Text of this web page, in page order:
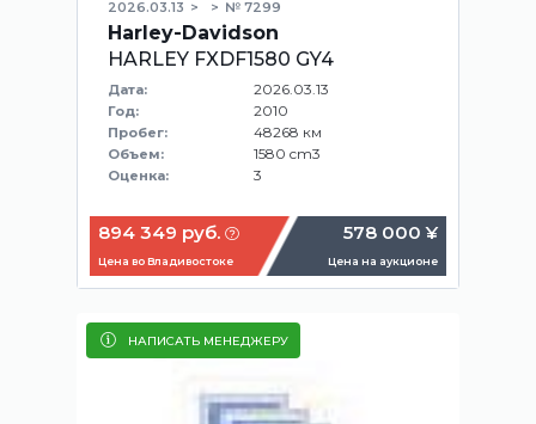
2026.03.13 № 7299
Harley-Davidson
HARLEY FXDF1580 GY4
Дата: 2026.03.13
Год: 2010
Пробег: 48268 км
Объем: 1580 cm3
Оценка: 3
894 349 руб.
Цена во Владивостоке
578 000 ¥
Цена на аукционе
НАПИСАТЬ МЕНЕДЖЕРУ